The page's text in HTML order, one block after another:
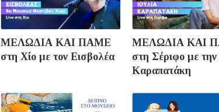
ΜΕΛΩΔΙΑ ΚΑΙ ΠΑΜΕ
στη Χίο με τον Εισβολέα
ΜΕΛΩΔΙΑ ΚΑΙ
στη Σέριφο με την
Καραπατάκη